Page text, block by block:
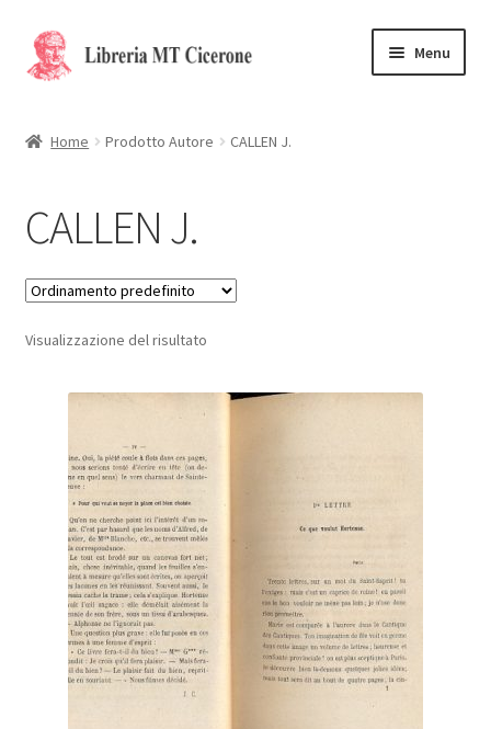
Vai
alla
Vai
al
Menu
La Storia
Contattaci
Cassa
Carrello
Privacy Policy
Home Prodotto Autore CALLEN J.
CALLEN J.
Visualizzazione del risultato